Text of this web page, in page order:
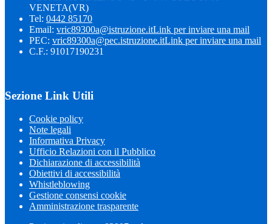
VENETA(VR)
Tel: 0442 85170
Email: vric89300a@istruzione.itLink per inviare una mail
PEC: vric89300a@pec.istruzione.itLink per inviare una mail
C.F.: 91017190231
Sezione Link Utili
Cookie policy
Note legali
Informativa Privacy
Ufficio Relazioni con il Pubblico
Dichiarazione di accessibilità
Obiettivi di accessibilità
Whistleblowing
Gestione consensi cookie
Amministrazione trasparente